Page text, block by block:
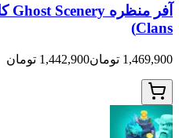
1,442,900 تومان